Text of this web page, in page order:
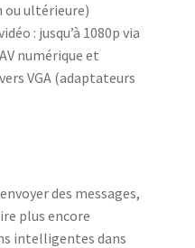
ultérieure)
: jusqu’à 1080p via
numérique et
VGA (adaptateurs
des messages,
plus encore
intelligentes dans